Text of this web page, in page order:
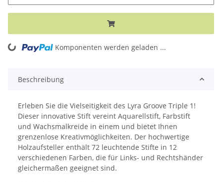
Loading... Komponenten werden geladen ...
Beschreibung
Erleben Sie die Vielseitigkeit des Lyra Groove Triple 1!
Dieser innovative Stift vereint Aquarellstift, Farbstift
und Wachsmalkreide in einem und bietet Ihnen
grenzenlose Kreativmöglichkeiten. Der hochwertige
Holzaufsteller enthält 72 leuchtende Stifte in 12
verschiedenen Farben, die für Links- und Rechtshänder
gleichermaßen geeignet sind.